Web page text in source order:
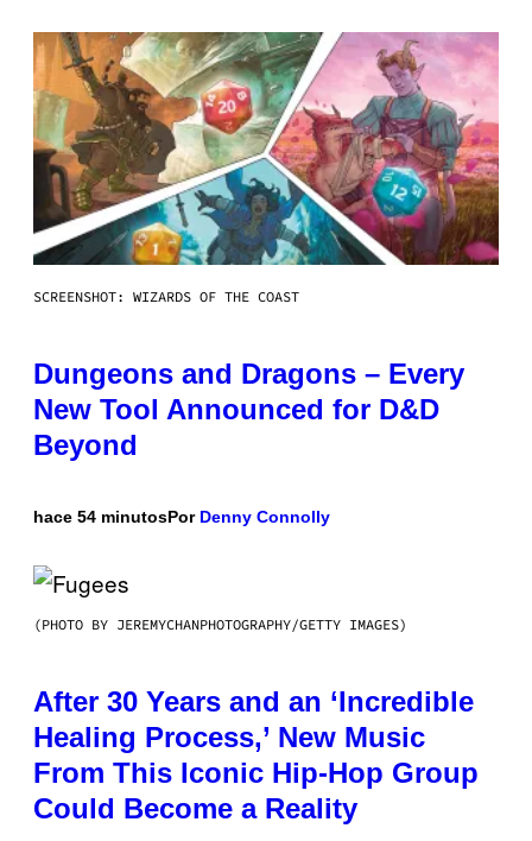
SCREENSHOT: WIZARDS OF THE COAST
Dungeons and Dragons – Every
New Tool Announced for D&D
Beyond
hace 54 minutosPor Denny Connolly
(PHOTO BY JEREMYCHANPHOTOGRAPHY/GETTY IMAGES)
After 30 Years and an ‘Incredible
Healing Process,’ New Music
From This Iconic Hip-Hop Group
Could Become a Reality